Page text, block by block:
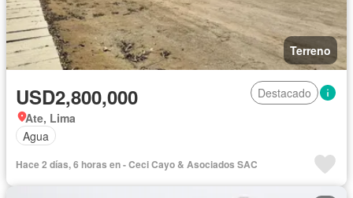
Terreno
USD2,800,000
Destacado
Ate, Lima
Agua
Hace 2 días, 6 horas en - Ceci Cayo & Asociados SAC